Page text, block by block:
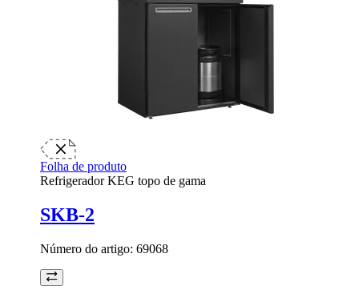
Folha de produto
Refrigerador KEG topo de gama
SKB-2
Número do artigo: 69068